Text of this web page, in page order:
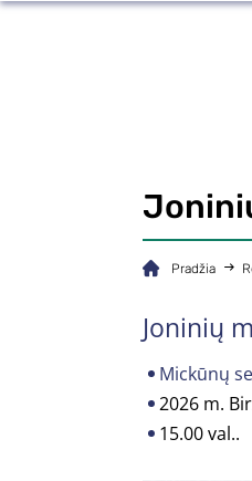
Pradžia
Joninių
Mickūnų
2026 m.
15.00 val..